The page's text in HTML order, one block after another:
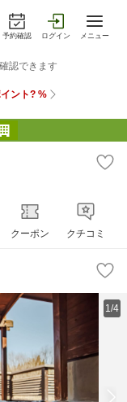
予約確認 ログイン メニュー
クーポン クチコミ
1/4